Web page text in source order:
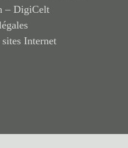
– DigiCelt
Internet